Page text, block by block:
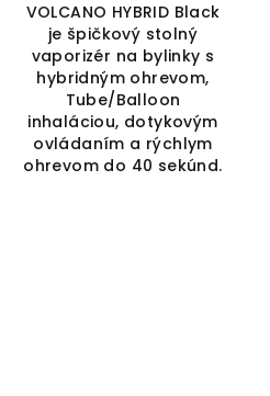
VOLCANO HYBRID Black
je špičkový stolný
vaporizér na bylinky s
hybridným ohrevom,
Tube/Balloon
inhaláciou, dotykovým
ovládaním a rýchlym
ohrevom do 40 sekúnd.